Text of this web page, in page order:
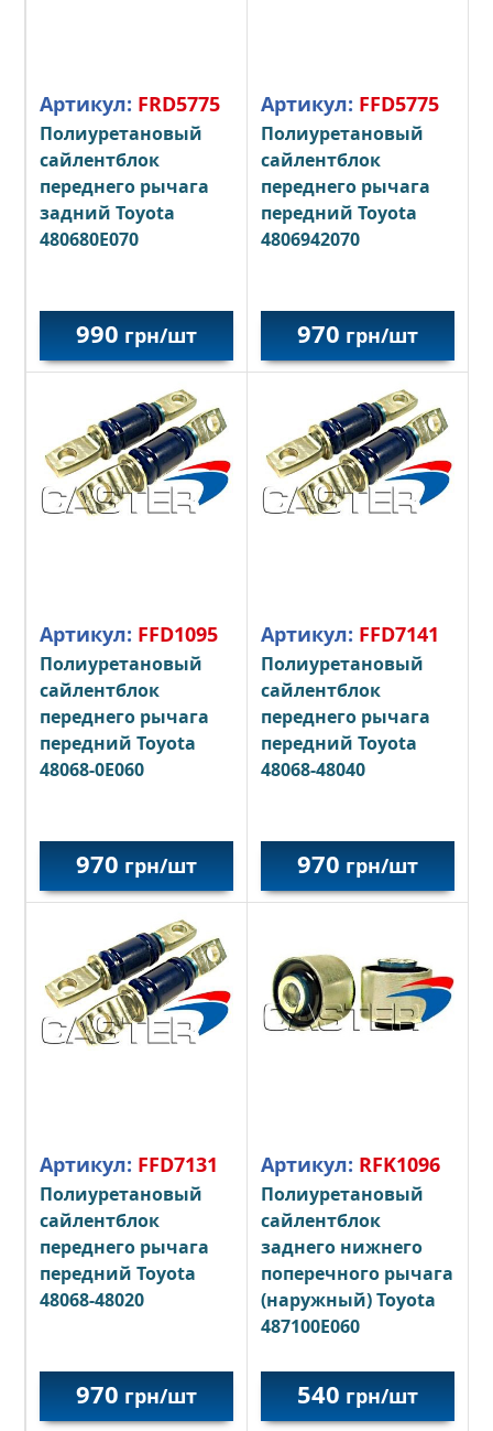
Артикул: FRD5775
Полиуретановый
сайлентблок
переднего рычага
задний Toyota
480680E070
990 грн/шт
Артикул: FFD5775
Полиуретановый
сайлентблок
переднего рычага
передний Toyota
4806942070
970 грн/шт
Артикул: FFD1095
Полиуретановый
сайлентблок
переднего рычага
передний Toyota
48068-0Е060
970 грн/шт
Артикул: FFD7141
Полиуретановый
сайлентблок
переднего рычага
передний Toyota
48068-48040
970 грн/шт
Артикул: FFD7131
Полиуретановый
сайлентблок
переднего рычага
передний Toyota
48068-48020
970 грн/шт
Артикул: RFK1096
Полиуретановый
сайлентблок
заднего нижнего
поперечного рычага
(наружный) Toyota
487100E060
540 грн/шт